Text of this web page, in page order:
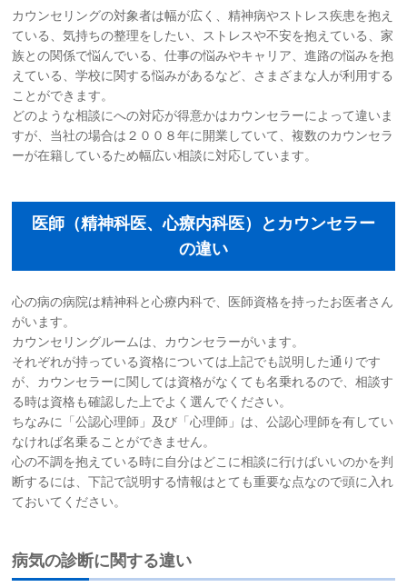
カウンセリングの対象者は幅が広く、精神病やストレス疾患を抱え
ている、気持ちの整理をしたい、ストレスや不安を抱えている、家
族との関係で悩んでいる、仕事の悩みやキャリア、進路の悩みを抱
えている、学校に関する悩みがあるなど、さまざまな人が利用する
ことができます。
どのような相談にへの対応が得意かはカウンセラーによって違いま
すが、当社の場合は２００８年に開業していて、複数のカウンセラ
ーが在籍しているため幅広い相談に対応しています。
医師（精神科医、心療内科医）とカウンセラー
の違い
心の病の病院は精神科と心療内科で、医師資格を持ったお医者さん
がいます。
カウンセリングルームは、カウンセラーがいます。
それぞれが持っている資格については上記でも説明した通りです
が、カウンセラーに関しては資格がなくても名乗れるので、相談す
る時は資格も確認した上でよく選んでください。
ちなみに「公認心理師」及び「心理師」は、公認心理師を有してい
なければ名乗ることができません。
心の不調を抱えている時に自分はどこに相談に行けばいいのかを判
断するには、下記で説明する情報はとても重要な点なので頭に入れ
ておいてください。
病気の診断に関する違い